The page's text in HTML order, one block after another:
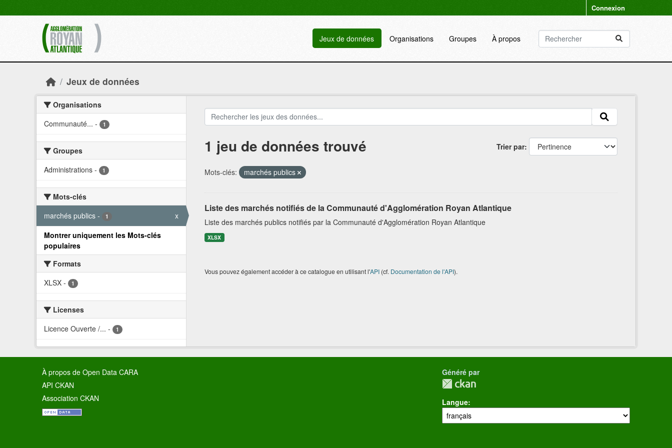
Connexion
Jeux de données Organisations Groupes À propos
Jeux de données
Organisations
Communauté... - 1
Groupes
Administrations - 1
Mots-clés
marchés publics - 1
x
Montrer uniquement les Mots-clés
populaires
Formats
XLSX - 1
Licenses
Licence Ouverte /... - 1
Trier par
1 jeu de données trouvé
Mots-clés: marchés publics
Liste des marchés notifiés de la Communauté d'Agglomération Royan Atlantique
Liste des marchés publics notifiés par la Communauté d'Agglomération Royan Atlantique
XLSX
Vous pouvez également accéder à ce catalogue en utilisant l'API(cf. Documentation de l'API).
À propos de Open Data CARA
API CKAN
Association CKAN
Généré par
Langue